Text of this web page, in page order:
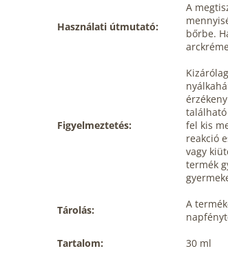
Használati útmutató:
A
bőrbe.
Figyelmeztetés:
található
fel kis
reakció
vagy
termék
Tárolás:
A
Tartalom:
30 ml